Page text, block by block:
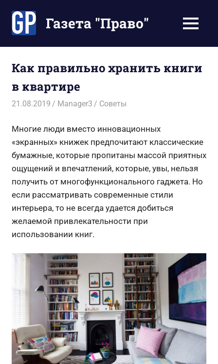
содержимомуГазета "Право"
экономят
Ваше
время
МЕНЮ
Как правильно хранить книги
в квартире
21.08.2019 Manager3 Советы
Многие люди вместо инновационных
«экранных» книжек предпочитают классические
бумажные, которые пропитаны массой приятных
ощущений и впечатлений, которые, увы, нельзя
получить от многофункционального гаджета. Но
если рассматривать современные стили
интерьера, то не всегда удается добиться
желаемой привлекательности при
использовании книг.